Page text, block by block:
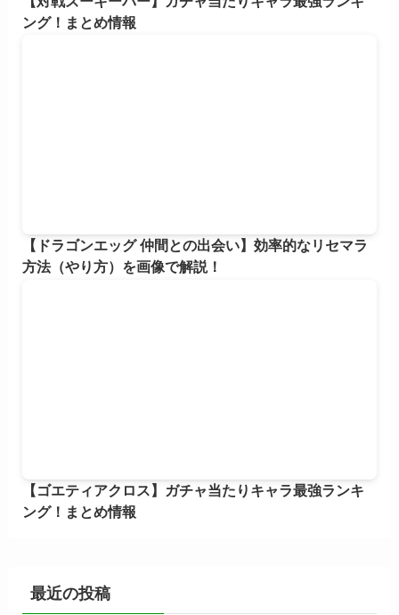
ング！まとめ情報
【ドラゴンエッグ 仲間との出会い】効率的なリセマラ
方法（やり方）を画像で解説！
【ゴエティアクロス】ガチャ当たりキャラ最強ランキ
ング！まとめ情報
最近の投稿